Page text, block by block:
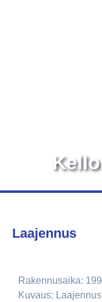
Laajennus
Rakennusaika:
Kuvaus: